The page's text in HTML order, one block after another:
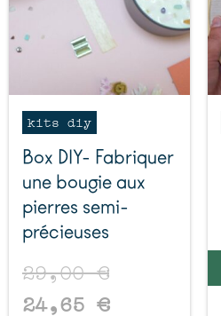
kits diy
Box DIY- Fabriquer
une bougie aux
pierres semi-
précieuses
29,00€
24,65 €